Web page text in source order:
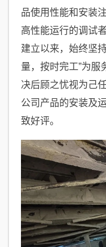
品使用性能和安装
高性能运行的调试
建立以来，始终坚
量，按时完工”为服
决后顾之忧视为己
公司产品的安装及
致好评。